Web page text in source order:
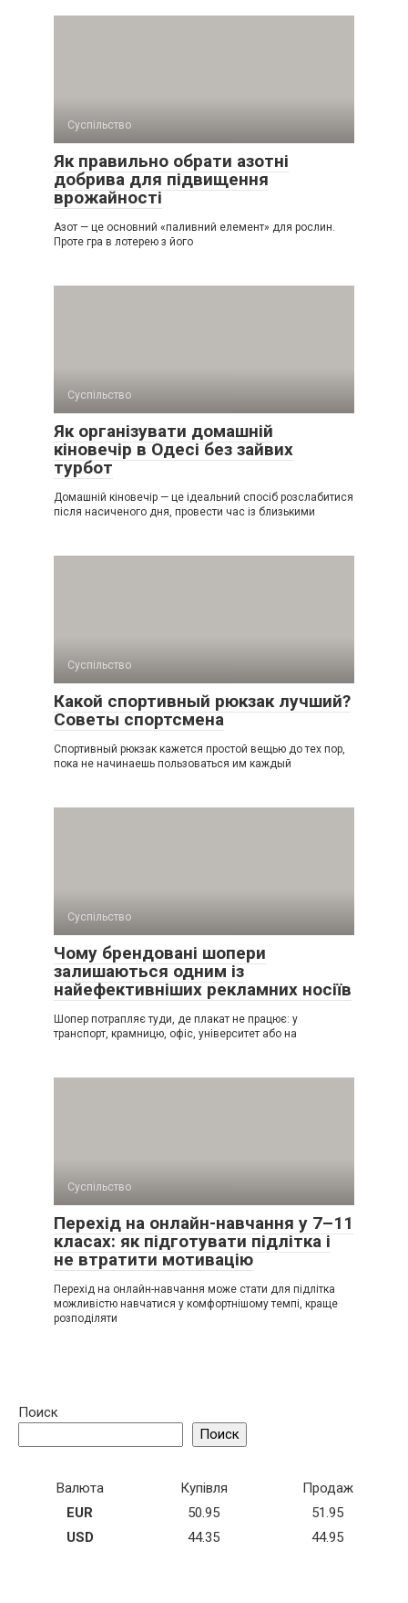
Суспільство
Як правильно обрати азотні
добрива для підвищення
врожайності
Азот — це основний «паливний елемент» для рослин.
Проте гра в лотерею з його
Суспільство
Як організувати домашній
кіновечір в Одесі без зайвих
турбот
Домашній кіновечір — це ідеальний спосіб розслабитися
після насиченого дня, провести час із близькими
Суспільство
Какой спортивный рюкзак лучший?
Советы спортсмена
Спортивный рюкзак кажется простой вещью до тех пор,
пока не начинаешь пользоваться им каждый
Суспільство
Чому брендовані шопери
залишаються одним із
найефективніших рекламних носіїв
Шопер потрапляє туди, де плакат не працює: у
транспорт, крамницю, офіс, університет або на
Суспільство
Перехід на онлайн-навчання у 7–11
класах: як підготувати підлітка і
не втратити мотивацію
Перехід на онлайн-навчання може стати для підлітка
можливістю навчатися у комфортнішому темпі, краще
розподіляти
Поиск
Поиск
Валюта Купівля
Продаж
EUR
50.95
51.95
USD
44.35 44.95